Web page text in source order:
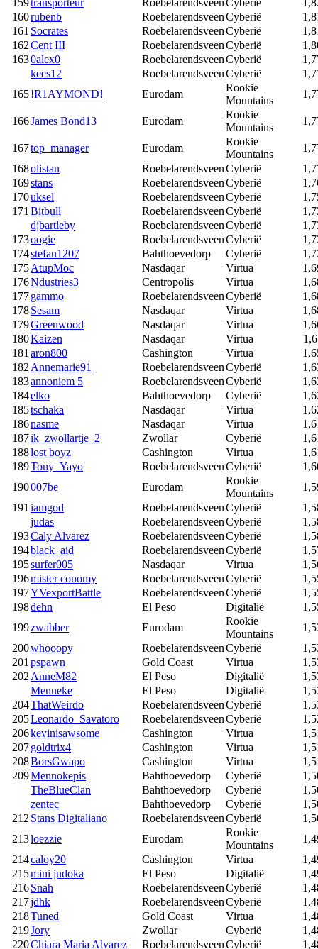
160rubenb RoebelarendsveenCyberië
161 Socrates RoebelarendsveenCyberië
162Cent III RoebelarendsveenCyberië
1630alex0 RoebelarendsveenCyberië
kees12
RoebelarendsveenCyberië
165!R1AYMOND! Eurodam
Rookie
Mountains
166James Bond13 Eurodam
Rookie
Mountains
167top_manager Eurodam
Rookie
Mountains
168olistan RoebelarendsveenCyberië
169stans RoebelarendsveenCyberië
170uksel RoebelarendsveenCyberië
171 Bitbull RoebelarendsveenCyberië
djbartleby
RoebelarendsveenCyberië
173oogie RoebelarendsveenCyberië
174stefan1207 Bahthoevedorp Cyberië
175AtupMoc Nasdaqar Virtua
176Ndustries3 Centropolis Virtua
177gammo RoebelarendsveenCyberië
178Sesam Nasdaqar Virtua
179Greenwood Nasdaqar Virtua
180Kaizen Nasdaqar Virtua
181 aron800 Cashington Virtua
182 Annemarie91 RoebelarendsveenCyberië
183annoniem 5 RoebelarendsveenCyberië
184elko Bahthoevedorp Cyberië
185tschaka Nasdaqar Virtua
186nasme Nasdaqar Virtua
187ik_zwollartje_2 Zwollar Cyberië
188lost boyz Cashington Virtua
189Tony_Yayo RoebelarendsveenCyberië
190007be Eurodam
Rookie
Mountains
191 iamgod RoebelarendsveenCyberië
judas
RoebelarendsveenCyberië
193Caly Alvarez RoebelarendsveenCyberië
194black_aid RoebelarendsveenCyberië
195surfer005 Nasdaqar Virtua
196mister conomy RoebelarendsveenCyberië
197YVexportBattle RoebelarendsveenCyberië
198dehn El Peso Digitalië
199zwabber Eurodam
Rookie
Mountains
200whooopy RoebelarendsveenCyberië
201 pspawn Gold Coast Virtua
202 AnneM82 El Peso Digitalië
Menneke
El Peso Digitalië
204ThatWeirdo RoebelarendsveenCyberië
205Leonardo_Savatoro RoebelarendsveenCyberië
206kevinisawsome Cashington Virtua
207goldtrix4 Cashington Virtua
208BorsGwapo Cashington Virtua
209Mennokepis Bahthoevedorp Cyberië
TheBlueClan
Bahthoevedorp Cyberië
zentec
Bahthoevedorp Cyberië
212 Stans Digitaliano RoebelarendsveenCyberië
213loezzie Eurodam
Rookie
Mountains
214caloy20 Cashington Virtua
215mini judoka El Peso Digitalië
216Snah RoebelarendsveenCyberië
217jdhk RoebelarendsveenCyberië
218Tuned Gold Coast Virtua
219Jory Zwollar Cyberië
220Chiara Maria Alvarez RoebelarendsveenCyberië